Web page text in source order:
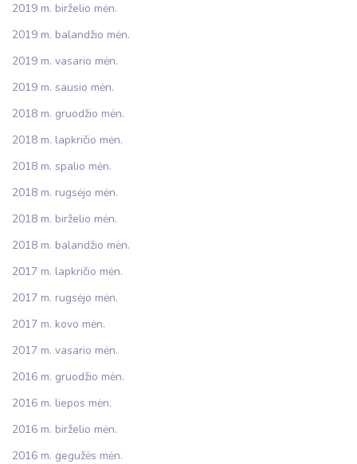
2019 m. birželio mėn.
2019 m. balandžio mėn.
2019 m. vasario mėn.
2019 m. sausio mėn.
2018 m. gruodžio mėn.
2018 m. lapkričio mėn.
2018 m. spalio mėn.
2018 m. rugsėjo mėn.
2018 m. birželio mėn.
2018 m. balandžio mėn.
2017 m. lapkričio mėn.
2017 m. rugsėjo mėn.
2017 m. kovo mėn.
2017 m. vasario mėn.
2016 m. gruodžio mėn.
2016 m. liepos mėn.
2016 m. birželio mėn.
2016 m. gegužės mėn.